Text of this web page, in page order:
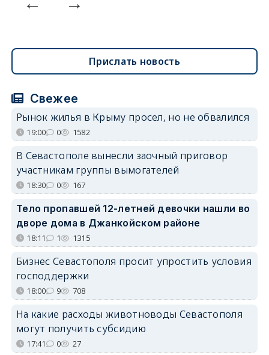
Прислать новость
Свежее
Рынок жилья в Крыму просел, но не обвалился
19:00 0 1582
В Севастополе вынесли заочный приговор
участникам группы вымогателей
18:30 0 167
Тело пропавшей 12-летней девочки нашли во
дворе дома в Джанкойском районе
18:11 1 1315
Бизнес Севастополя просит упростить условия
господдержки
18:00 9 708
На какие расходы животноводы Севастополя
могут получить субсидию
17:41 0 27